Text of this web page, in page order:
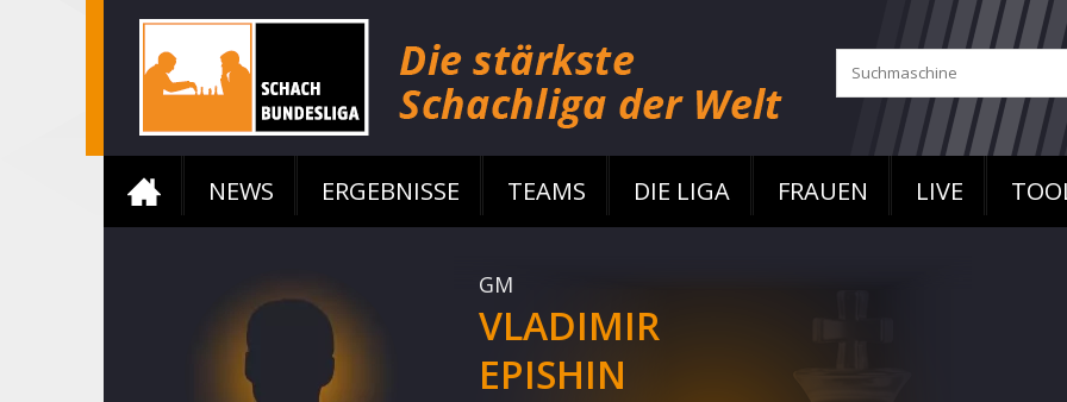
NEWS ERGEBNISSE TEAMS DIE LIGA FRAUEN LIVE
GM
VLADIMIR
EPISHIN